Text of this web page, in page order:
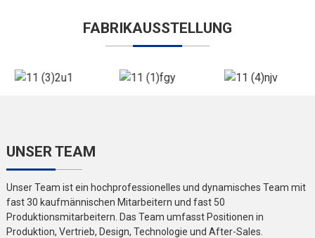
FABRIKAUSSTELLUNG
UNSER TEAM
Unser Team ist ein hochprofessionelles und dynamisches Team mit
fast 30 kaufmännischen Mitarbeitern und fast 50
Produktionsmitarbeitern. Das Team umfasst Positionen in
Produktion, Vertrieb, Design, Technologie und After-Sales.